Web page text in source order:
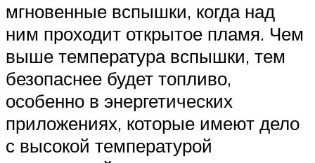
мгновенные вспышки, когда над
ним проходит открытое пламя. Чем
выше температура вспышки, тем
безопаснее будет топливо,
особенно в энергетических
приложениях, которые имеют дело
с высокой температурой